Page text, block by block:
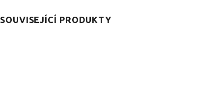
SOUVISEJÍCÍ PRODUKTY